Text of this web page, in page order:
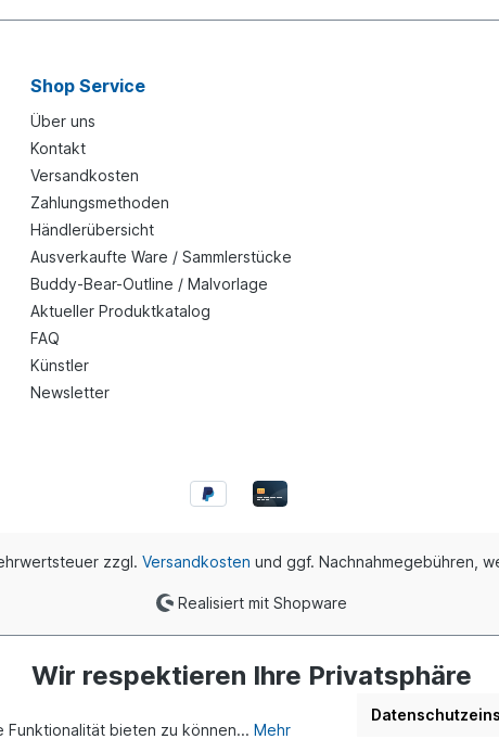
Shop Service
Über uns
Kontakt
Versandkosten
Zahlungsmethoden
Händlerübersicht
Ausverkaufte Ware / Sammlerstücke
Buddy-Bear-Outline / Malvorlage
Aktueller Produktkatalog
FAQ
Künstler
Newsletter
zzgl. Versandkosten und ggf. Nachnahmegebühren,
Realisiert mit Shopware
Wir respektieren Ihre Privatsphäre
Funktionalität bieten zu können... Mehr